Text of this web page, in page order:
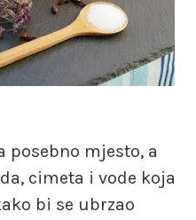
posebno mjesto, a
cimeta i vode koja
bi se ubrzao